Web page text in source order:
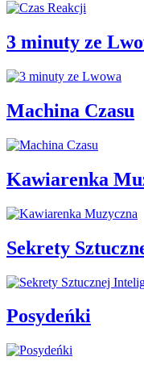
3 minuty ze
Machina Czasu
Kawiarenka
Sekrety
Posydeńki